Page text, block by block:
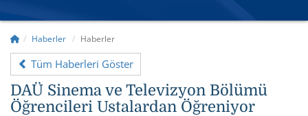
Haberler Haberler
Tüm Haberleri Göster
DAÜ Sinema ve Televizyon Bölümü
Öğrencileri Ustalardan Öğreniyor